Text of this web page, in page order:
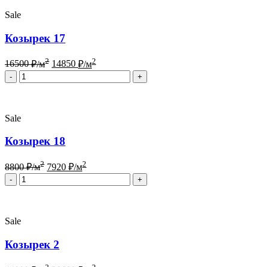
Sale
Козырек 17
16500₽/м2 14850 ₽/м2
Quantity
Sale
Козырек 18
8800₽/м2 7920 ₽/м2
Quantity
Sale
Козырек 2